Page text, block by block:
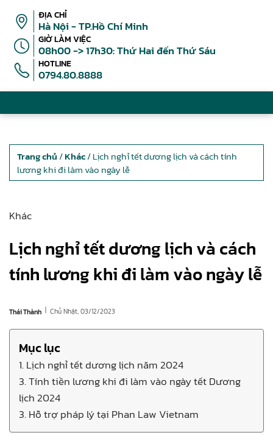
ĐỊA CHỈ
Hà Nội - TP.Hồ Chí Minh
GIỜ LÀM VIỆC
08h00 -> 17h30: Thứ Hai đến Thứ Sáu
HOTLINE
0794.80.8888
Trang chủ /Khác/ Lịch nghỉ tết dương lịch và cách tính
lương khi đi làm vào ngày lễ
Khác
Lịch nghỉ tết dương lịch và cách
tính lương khi đi làm vào ngày lễ
Thái Thành | Chủ Nhật, 03/12/2023
Mục lục
1. Lịch nghỉ tết dương lịch năm 2024
3. Tính tiền lương khi đi làm vào ngày tết Dương
lịch 2024
3. Hỗ trợ pháp lý tại Phan Law Vietnam